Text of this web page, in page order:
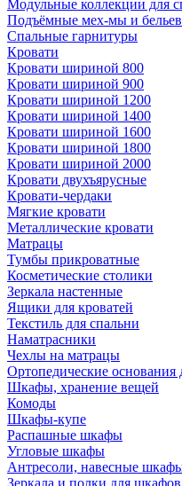
Модульные коллекции для
Подъёмные мех-мы и
Спальные гарнитуры
Кровати
Кровати шириной 800
Кровати шириной 900
Кровати шириной 1200
Кровати шириной 1400
Кровати шириной 1600
Кровати шириной 1800
Кровати шириной 2000
Кровати двухъярусные
Кровати-чердаки
Мягкие кровати
Металлические кровати
Матрацы
Тумбы прикроватные
Косметические столики
Зеркала настенные
Ящики для кроватей
Текстиль для спальни
Наматрасники
Чехлы на матрацы
Ортопедические основания
Шкафы, хранение вещей
Комоды
Шкафы-купе
Распашные шкафы
Угловые шкафы
Антресоли, навесные
Зеркала и полки для шкафов